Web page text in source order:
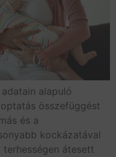
alapuló
összefüggést
és a
kockázatával
átesett